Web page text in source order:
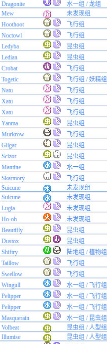
Dragonite 水一组 / 龙组
Mew 未发现组
Hoothoot 飞行组
Noctowl 飞行组
Ledyba 昆虫组
Ledian 昆虫组
Crobat 飞行组
Togetic 飞行组 / 妖精组
Natu 飞行组
Xatu 飞行组
Xatu 飞行组
Yanma 昆虫组
Murkrow 飞行组
Gligar 昆虫组
Scizor 昆虫组
Mantine 水一组
Skarmory 飞行组
Suicune 未发现组
Suicune 未发现组
Lugia 未发现组
Ho-oh 未发现组
Beautifly 昆虫组
Dustox 昆虫组
Shiftry 陆地组 / 植物组
Taillow 飞行组
Swellow 飞行组
Wingull 水一组 / 飞行组
Pelipper 水一组 / 飞行组
Pelipper 水一组 / 飞行组
Masquerain 水一组 / 昆虫组
Volbeat 昆虫组 / 人型组
Illumise 昆虫组 / 人型组